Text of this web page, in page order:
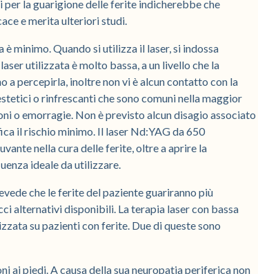
la guarigione delle ferite indicherebbe che
e merita ulteriori studi.
minimo. Quando si utilizza il laser, si indossa
utilizzata è molto bassa, a un livello che la
a percepirla, inoltre non vi è alcun contatto con la
o rinfrescanti che sono comuni nella maggior
o emorragie. Non è previsto alcun disagio associato
il rischio minimo. Il laser Nd:YAG da 650
nella cura delle ferite, oltre a aprire la
ideale da utilizzare.
che le ferite del paziente guariranno più
alternativi disponibili. La terapia laser con bassa
su pazienti con ferite. Due di queste sono
ai piedi. A causa della sua neuropatia periferica non